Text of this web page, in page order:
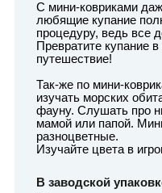
С мини-ковриками
любящие купание
процедуру, ведь все
Превратите купание
путешествие!
Так-же по мини-
изучать морских
фауну. Слушать про
мамой или папой.
разноцветные.
Изучайте цвета в
В заводской